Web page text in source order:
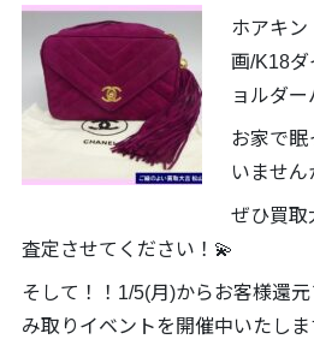
ホアキン
画/K18
ョルダー
お家で眠
いません
ぜひ買取
査定させてください！💫
そして！！1/5(月)からお客様還
み取りイベントを開催中いたし